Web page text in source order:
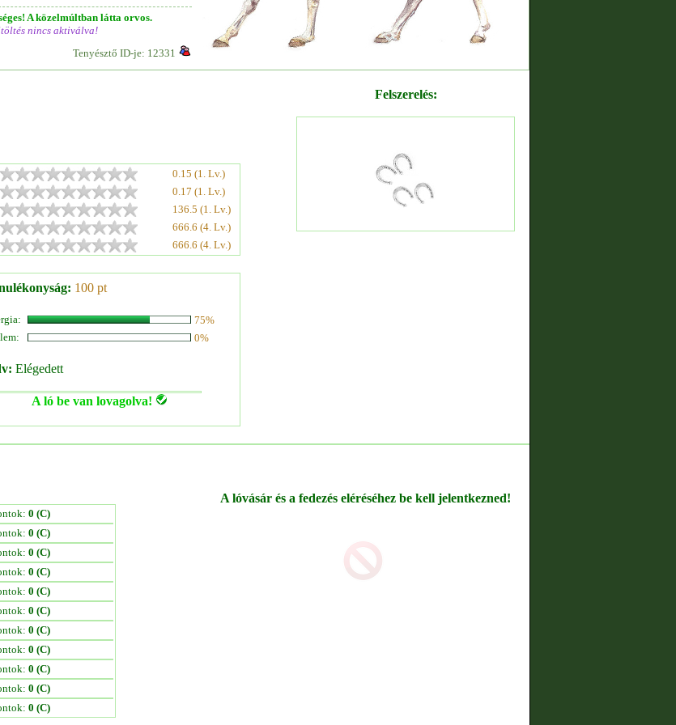
A közelmúltban látta orvos.
nincs aktiválva!
Tenyésztő ID-je: 12331
0.15 (1. Lv.)
0.17 (1. Lv.)
136.5 (1. Lv.)
666.6 (4. Lv.)
666.6 (4. Lv.)
100 pt
75%
0%
Elégedett
A ló be van lovagolva!
Felszerelés:
0 (C)
0 (C)
0 (C)
0 (C)
0 (C)
0 (C)
0 (C)
0 (C)
0 (C)
0 (C)
0 (C)
A lóvásár és a fedezés eléréséhez be kell jelentkezned!